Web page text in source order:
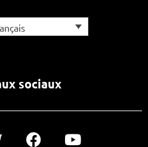
sociaux